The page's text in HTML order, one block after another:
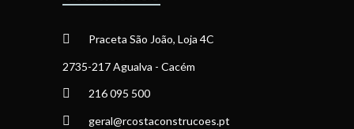
Praceta São João, Loja 4C
2735-217 Agualva - Cacém
216 095 500
geral@rcostaconstrucoes.pt